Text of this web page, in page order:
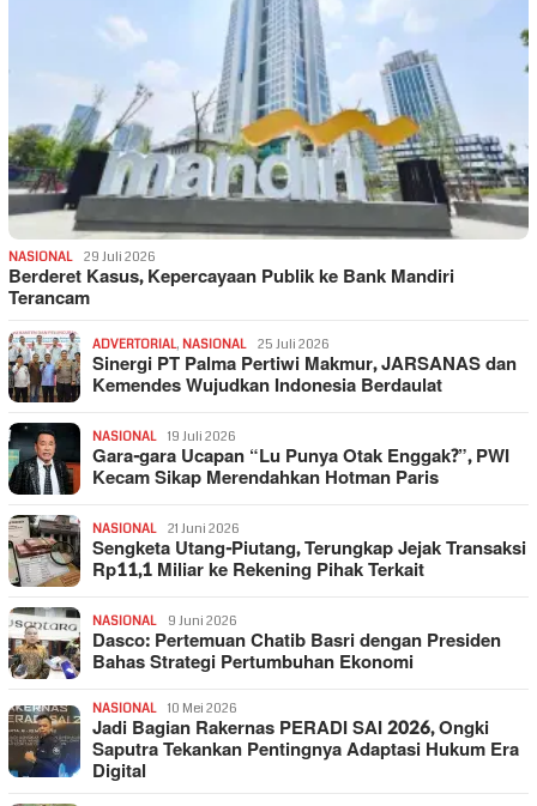
NASIONAL 29 Juli 2026
Berderet Kasus, Kepercayaan Publik ke Bank Mandiri
Terancam
ADVERTORIAL, NASIONAL 25 Juli 2026
Sinergi PT Palma Pertiwi Makmur, JARSANAS dan
Kemendes Wujudkan Indonesia Berdaulat
NASIONAL 19 Juli 2026
Gara-gara Ucapan “Lu Punya Otak Enggak?”, PWI
Kecam Sikap Merendahkan Hotman Paris
NASIONAL 21 Juni 2026
Sengketa Utang-Piutang, Terungkap Jejak Transaksi
Rp11,1 Miliar ke Rekening Pihak Terkait
NASIONAL 9 Juni 2026
Dasco: Pertemuan Chatib Basri dengan Presiden
Bahas Strategi Pertumbuhan Ekonomi
NASIONAL 10 Mei 2026
Jadi Bagian Rakernas PERADI SAI 2026, Ongki
Saputra Tekankan Pentingnya Adaptasi Hukum Era
Digital